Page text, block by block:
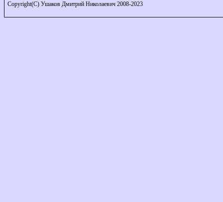
Copyright(C) Ушаков Дмитрий Николаевич 2008-2023